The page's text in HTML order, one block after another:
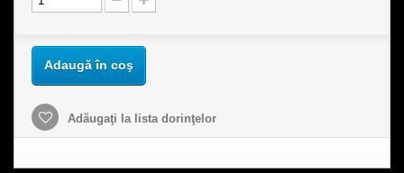
Adaugă în coş
Adăugaţi la lista dorinţelor